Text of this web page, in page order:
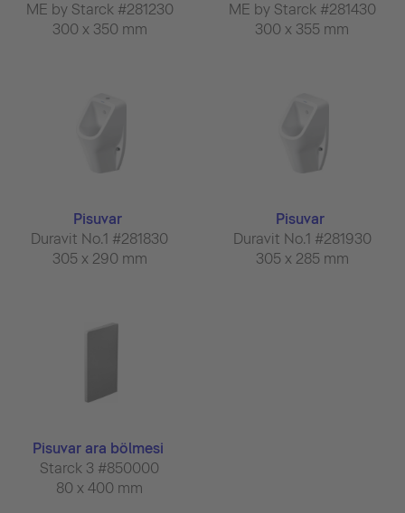
ME by Starck #281230
300 x 350 mm
ME by Starck #281430
300 x 355 mm
Pisuvar
Duravit No.1 #281830
305 x 290 mm
Pisuvar
Duravit No.1 #281930
305 x 285 mm
Pisuvar ara bölmesi
Starck 3 #850000
80 x 400 mm